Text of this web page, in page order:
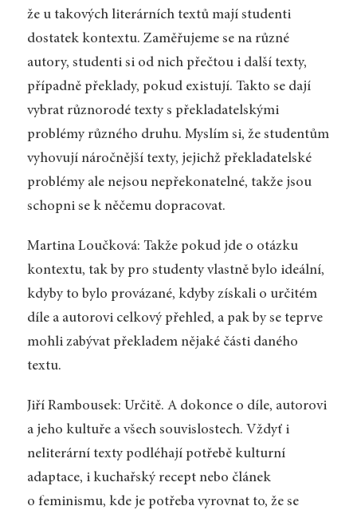
že u takových literárních textů mají studenti
dostatek kontextu. Zaměřujeme se na různé
autory, studenti si od nich přečtou i další texty,
případně překlady, pokud existují. Takto se dají
vybrat různorodé texty s překladatelskými
problémy různého druhu. Myslím si, že studentům
vyhovují náročnější texty, jejichž překladatelské
problémy ale nejsou nepřekonatelné, takže jsou
schopni se k něčemu dopracovat.
Martina Loučková: Takže pokud jde o otázku
kontextu, tak by pro studenty vlastně bylo ideální,
kdyby to bylo provázané, kdyby získali o určitém
díle a autorovi celkový přehled, a pak by se teprve
mohli zabývat překladem nějaké části daného
textu.
Jiří Rambousek: Určitě. A dokonce o díle, autorovi
a jeho kultuře a všech souvislostech. Vždyť i
neliterární texty podléhají potřebě kulturní
adaptace, i kuchařský recept nebo článek
o feminismu, kde je potřeba vyrovnat to, že se